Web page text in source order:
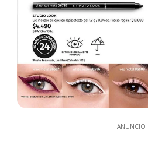
ANUNCIO